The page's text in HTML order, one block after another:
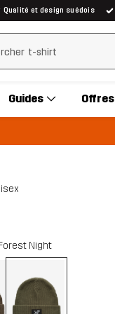
Qualité et design suédois
recherche
Guides Offres
Night